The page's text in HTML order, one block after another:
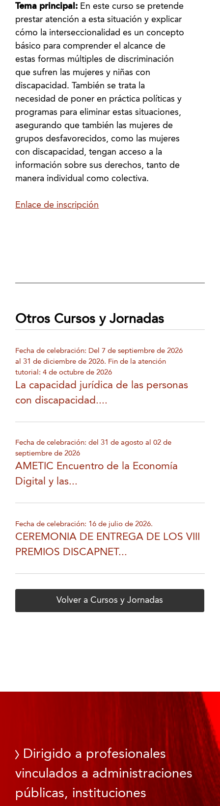
Tema principal: En este curso se pretende
prestar atención a esta situación y explicar
cómo la interseccionalidad es un concepto
básico para comprender el alcance de
estas formas múltiples de discriminación
que sufren las mujeres y niñas con
discapacidad. También se trata la
necesidad de poner en práctica políticas y
programas para eliminar estas situaciones,
asegurando que también las mujeres de
grupos desfavorecidos, como las mujeres
con discapacidad, tengan acceso a la
información sobre sus derechos, tanto de
manera individual como colectiva.
Enlace de inscripción
Otros Cursos y Jornadas
Fecha de celebración: Del 7 de septiembre de 2026
al 31 de diciembre de 2026. Fin de la atención
tutorial: 4 de octubre de 2026
La capacidad jurídica de las personas
con discapacidad....
Fecha de celebración: del 31 de agosto al 02 de
septiembre de 2026
AMETIC Encuentro de la Economía
Digital y las...
Fecha de celebración: 16 de julio de 2026.
CEREMONIA DE ENTREGA DE LOS VIII
PREMIOS DISCAPNET...
Volver a Cursos y Jornadas
Dirigido a profesionales
vinculados a administraciones
públicas, instituciones